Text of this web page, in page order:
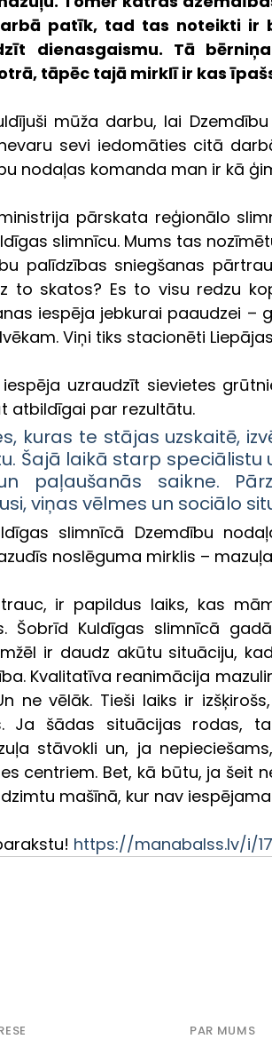
patīk, tad tas noteikti ir
dienasgaismu. Tā
tāpēc tajā mirklī ir kas
mūža darbu, lai
sevi iedomāties citā
nodaļas komanda man ir kā
pārskata reģionālo
slimnīcu. Mums tas
palīdzības sniegšanas
to skatos? Es to visu redzu
iespēja jebkurai paaudzei –
Viņi tiks stacionēti
uzraudzīt sievietes
atbildīgai par rezultātu.
kuras te stājas uzskaitē,
Šajā laikā starp speciālistu
paļaušanās saikne.
viņas vēlmes un sociālo
slimnīcā Dzemdību
noslēguma mirklis –
ir papildus laiks, kas
Šobrīd Kuldīgas slimnīcā
ir daudz akūtu situāciju,
Kvalitatīva reanimācija
ne vēlāk. Tieši laiks ir
Ja šādas situācijas rodas,
stāvokli un, ja
centriem. Bet, kā būtu, ja šeit
mašīnā, kur nav
https://manabalss.lv/i/
PAR MUMS